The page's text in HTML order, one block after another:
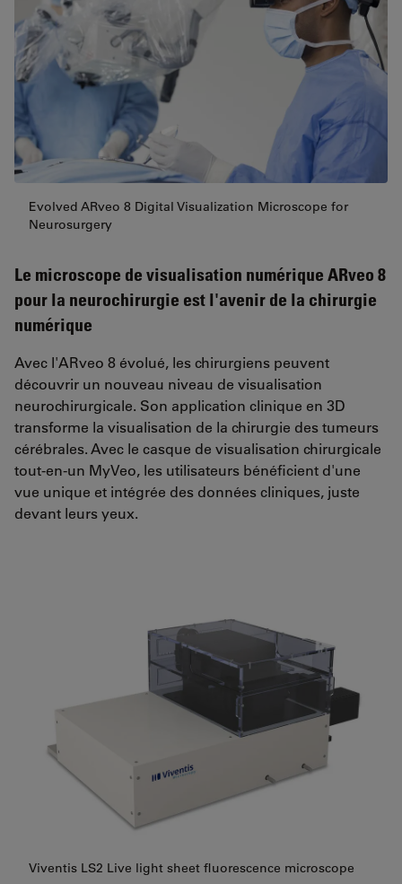
Evolved ARveo 8 Digital Visualization Microscope for
Neurosurgery
Le microscope de visualisation numérique ARveo 8
pour la neurochirurgie est l'avenir de la chirurgie
numérique
Avec l'ARveo 8 évolué, les chirurgiens peuvent
découvrir un nouveau niveau de visualisation
neurochirurgicale. Son application clinique en 3D
transforme la visualisation de la chirurgie des tumeurs
cérébrales. Avec le casque de visualisation chirurgicale
tout-en-un MyVeo, les utilisateurs bénéficient d'une
vue unique et intégrée des données cliniques, juste
devant leurs yeux.
Viventis LS2 Live light sheet fluorescence microscope